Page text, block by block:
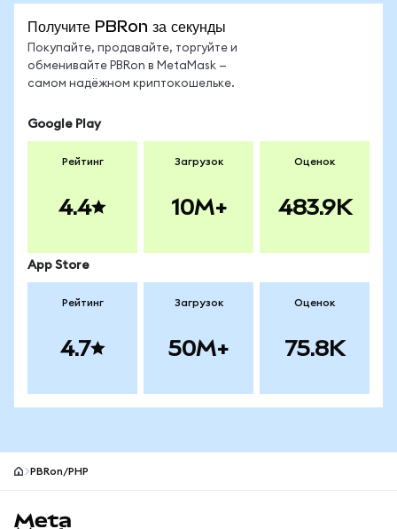
Получите PBRon за секунды
Покупайте, продавайте, торгуйте и
обменивайте PBRon в MetaMask —
самом надёжном криптокошельке.
Google Play
Рейтинг
4.4
Загрузок
10M+
Оценок
483.9K
App Store
Рейтинг
4.7
Загрузок
50M+
Оценок
75.8K
PBRon/PHP